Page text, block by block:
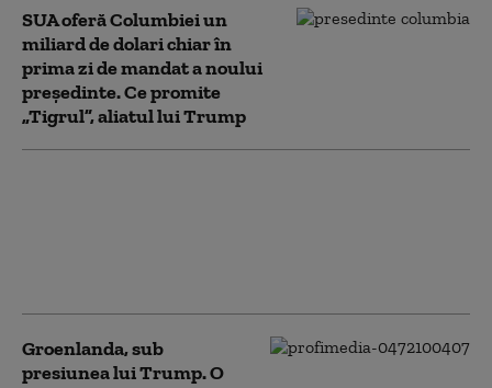
SUA oferă Columbiei un
miliard de dolari chiar în
prima zi de mandat a noului
președinte. Ce promite
„Tigrul”, aliatul lui Trump
Groenlanda, sub
presiunea lui Trump. O